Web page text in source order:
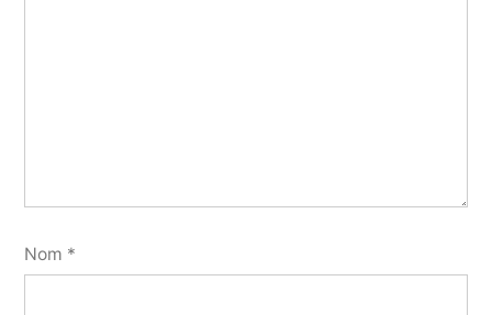
Nom *